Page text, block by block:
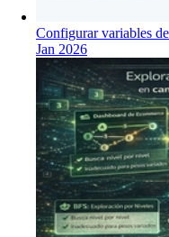
Configurar variables
Jan 2026